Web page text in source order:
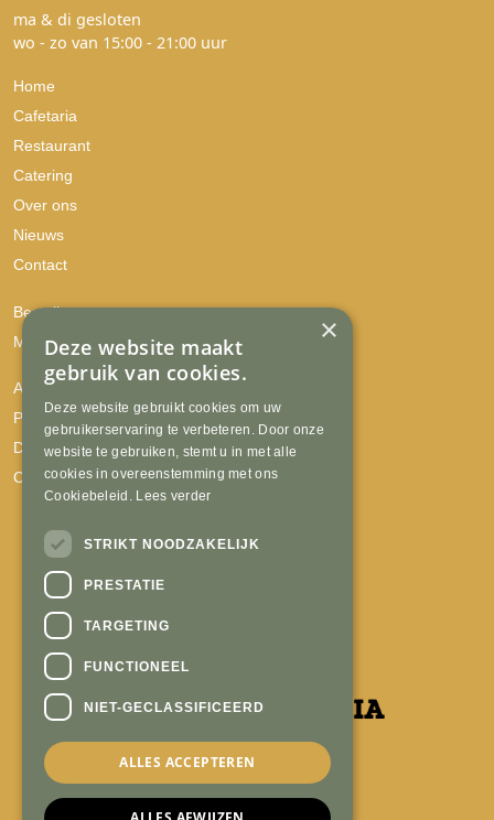
ma & di gesloten
wo - zo van 15:00 - 21:00 uur
Home
Cafetaria
Restaurant
Catering
Over ons
Nieuws
Contact
Bestellen
Mijn account
Algemene voorwaarden
Privacyverklaring
Disclaimer
Cookies
×
Deze website maakt
gebruik van cookies.
Deze website gebruikt cookies om uw
gebruikerservaring te verbeteren. Door onze
website te gebruiken, stemt u in met alle
cookies in overeenstemming met ons
Cookiebeleid. Lees verder
STRIKT NOODZAKELIJK
PRESTATIE
TARGETING
FUNCTIONEEL
NIET-GECLASSIFICEERD
ALLES ACCEPTEREN